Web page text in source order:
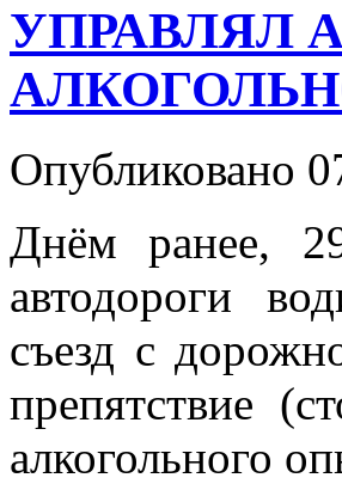
УПРАВЛЯЛ
Опубликовано
Днём ранее,
автодороги
съезд с
препятствие
алкогольного